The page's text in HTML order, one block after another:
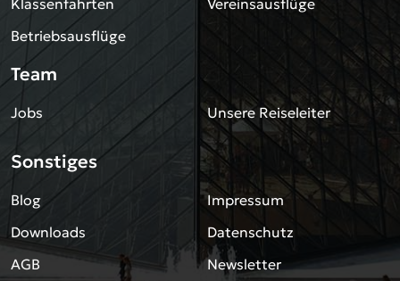
Klassenfahrten
Betriebsausflüge
Vereinsausflüge
Team
Jobs Unsere Reiseleiter
Sonstiges
Blog
Downloads
AGB
Impressum
Datenschutz
Newsletter